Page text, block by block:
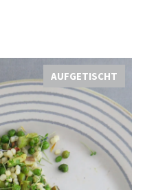
AUFGETISCHT